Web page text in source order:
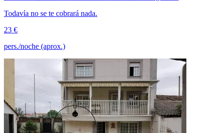
Todavía no se te cobrará nada.
23 €
pers./noche (aprox.)